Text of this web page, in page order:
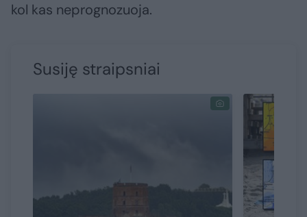
kol kas neprognozuoja.
Susiję straipsniai